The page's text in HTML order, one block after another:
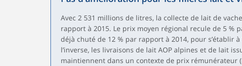
Avec 2 531 millions de litres, la collecte de lait de
rapport à 2015. Le prix moyen régional recule de 5 %
déjà chuté de 12 % par rapport à 2014, pour s’établir
l’inverse, les livraisons de lait AOP alpines et de lait
maintiennent dans un contexte de prix rémunérateur